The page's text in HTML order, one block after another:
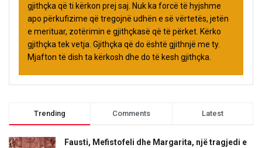
gjithçka që ti kërkon prej saj. Nuk ka forcë të hyjshme
apo përkufizime që tregojnë udhën e së vërtetës, jetën
e merituar, zotërimin e gjithçkasë që të përket. Kërko
gjithçka tek vetja. Gjithçka që do është gjithnjë me ty.
Mjafton të dish ta kërkosh dhe do të kesh gjithçka.
Trending Comments Latest
Fausti, Mefistofeli dhe Margarita, një tragjedi e